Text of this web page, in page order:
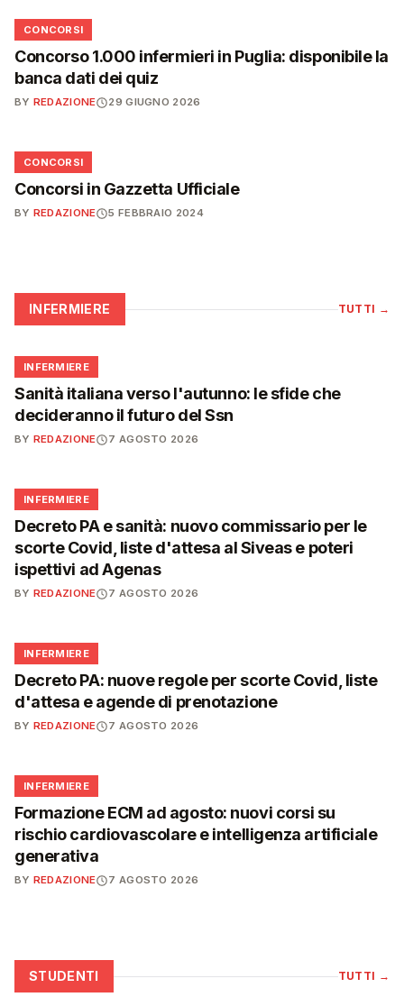
📋
CONCORSI
Concorso 1.000 infermieri in Puglia: disponibile la
banca dati dei quiz
BY REDAZIONE 29 GIUGNO 2026
📋
CONCORSI
Concorsi in Gazzetta Ufficiale
BY REDAZIONE 5 FEBBRAIO 2024
INFERMIERE TUTTI →
🩺
INFERMIERE
Sanità italiana verso l'autunno: le sfide che
decideranno il futuro del Ssn
BY REDAZIONE 7 AGOSTO 2026
🩺
INFERMIERE
Decreto PA e sanità: nuovo commissario per le
scorte Covid, liste d'attesa al Siveas e poteri
ispettivi ad Agenas
BY REDAZIONE 7 AGOSTO 2026
🩺
INFERMIERE
Decreto PA: nuove regole per scorte Covid, liste
d'attesa e agende di prenotazione
BY REDAZIONE 7 AGOSTO 2026
🩺
INFERMIERE
Formazione ECM ad agosto: nuovi corsi su
rischio cardiovascolare e intelligenza artificiale
generativa
BY REDAZIONE 7 AGOSTO 2026
STUDENTI TUTTI →